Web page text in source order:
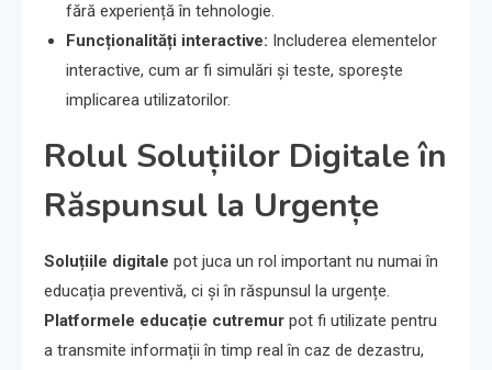
fără experiență în tehnologie.
Funcționalități interactive: Includerea elementelor
interactive, cum ar fi simulări și teste, sporește
implicarea utilizatorilor.
Rolul Soluțiilor Digitale în
Răspunsul la Urgențe
Soluțiile digitale pot juca un rol important nu numai în
educația preventivă, ci și în răspunsul la urgențe.
Platformele educație cutremur pot fi utilizate pentru
a transmite informații în timp real în caz de dezastru,